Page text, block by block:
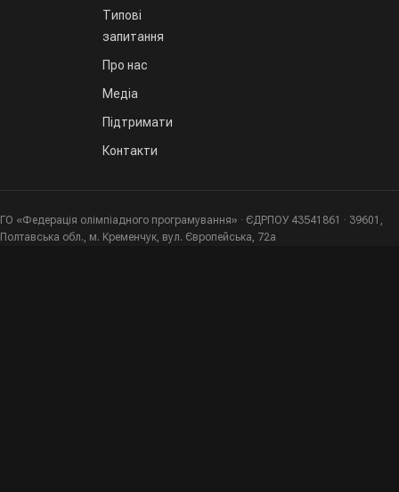
Типові
запитання
Про нас
Медіа
Підтримати
Контакти
ГО «Федерація олімпіадного програмування» · ЄДРПОУ 43541861 · 39601,
Полтавська обл., м. Кременчук, вул. Європейська, 72а